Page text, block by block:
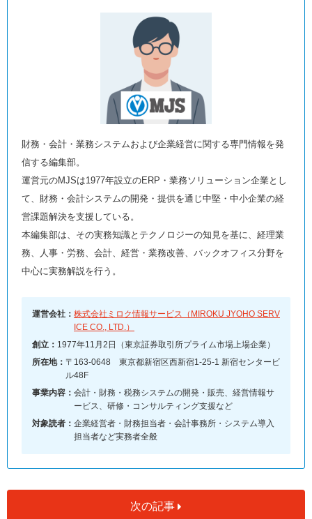
財務・会計・業務システムおよび企業経営に関する専門情報を発
信する編集部。
運営元のMJSは1977年設立のERP・業務ソリューション企業とし
て、財務・会計システムの開発・提供を通じ中堅・中小企業の経
営課題解決を支援している。
本編集部は、その実務知識とテクノロジーの知見を基に、経理業
務、人事・労務、会計、経営・業務改善、バックオフィス分野を
中心に実務解説を行う。
運営会社： 株式会社ミロク情報サービス（MIROKU JYOHO SERV
ICE CO., LTD.）
創立： 1977年11月2日（東京証券取引所プライム市場上場企業）
所在地： 〒163-0648 東京都新宿区西新宿1-25-1 新宿センタービ
ル48F
事業内容： 会計・財務・税務システムの開発・販売、経営情報サ
ービス、研修・コンサルティング支援など
対象読者： 企業経営者・財務担当者・会計事務所・システム導入
担当者など実務者全般
次の記事